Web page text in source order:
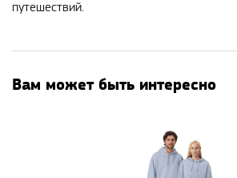
путешествий.
Вам может быть интересно